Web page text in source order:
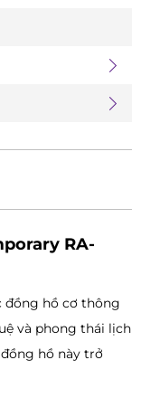
RA-
đồng hồ cơ thông
và phong thái lịch
hồ này trở